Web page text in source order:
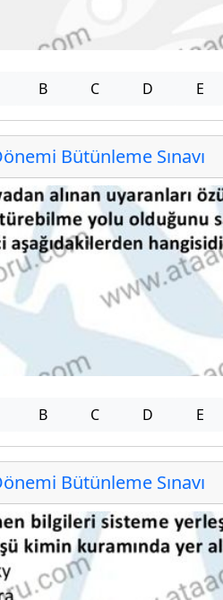
B C D E
Bütünleme Sınavı
B C D E
Bütünleme Sınavı